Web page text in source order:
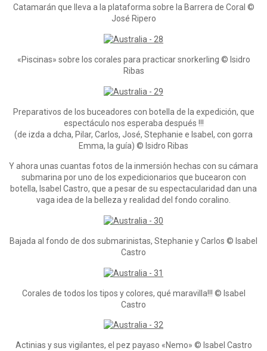
Catamarán que lleva a la plataforma sobre la Barrera de Coral ©
José Ripero
«Piscinas» sobre los corales para practicar snorkerling © Isidro
Ribas
Preparativos de los buceadores con botella de la expedición, que
espectáculo nos esperaba después !!!
(de izda a dcha, Pilar, Carlos, José, Stephanie e Isabel, con gorra
Emma, la guía) © Isidro Ribas
Y ahora unas cuantas fotos de la inmersión hechas con su cámara
submarina por uno de los expedicionarios que bucearon con
botella, Isabel Castro, que a pesar de su espectacularidad dan una
vaga idea de la belleza y realidad del fondo coralino.
Bajada al fondo de dos submarinistas, Stephanie y Carlos © Isabel
Castro
Corales de todos los tipos y colores, qué maravilla!!! © Isabel
Castro
Actinias y sus vigilantes, el pez payaso «Nemo» © Isabel Castro